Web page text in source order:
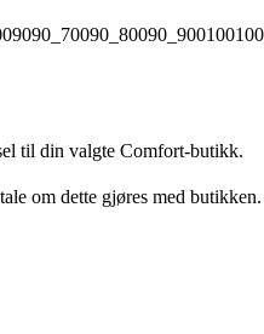
9090_70090_80090_900100
til din valgte Comfort-butikk.
om dette gjøres med butikken.